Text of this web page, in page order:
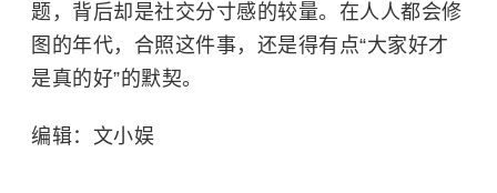
题，背后却是社交分寸感的较量。在人人都会修
图的年代，合照这件事，还是得有点“大家好才
是真的好”的默契。
编辑：文小娱